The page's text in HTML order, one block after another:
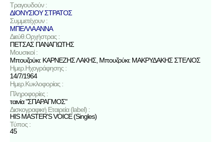
Τραγουδούν :
ΔΙΟΝΥΣΙΟΥ ΣΤΡΑΤΟΣ
Συμμετέχουν :
ΜΠΕΛΛΑ ΑΝΝΑ
Διεύθ.Ορχήστρας :
ΠΕΤΣΑΣ ΠΑΝΑΓΙΩΤΗΣ
Μουσικοί :
Μπουζούκι: ΚΑΡΝΕΖΗΣ ΛΑΚΗΣ, Μπουζούκι: ΜΑΚΡΥΔΑΚΗΣ ΣΤΕΛΙΟΣ
Ημερ.Ηχογράφησης :
14/7/1964
Ημερ.Κυκλοφορίας :
Πληροφορίες :
ταινία "ΣΠΑΡΑΓΜΟΣ"
Δισκογραφική Εταιρεία (label) :
HIS MASTER'S VOICE (Singles)
Τύπος :
45